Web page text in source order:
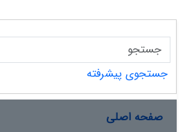
جستجوی پیشرفته
صفحه اصلی